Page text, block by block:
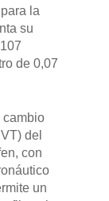
la
su
de 0,07
cambio
del
con
un